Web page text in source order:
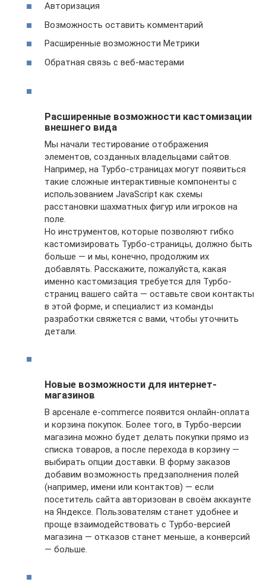
Авторизация
Возможность оставить комментарий
Расширенные возможности Метрики
Обратная связь с веб-мастерами
Расширенные возможности кастомизации
внешнего вида
Мы начали тестирование отображения
элементов, созданных владельцами сайтов.
Например, на Турбо-страницах могут появиться
такие сложные интерактивные компоненты с
использованием JavaScript как схемы
расстановки шахматных фигур или игроков на
поле.
Но инструментов, которые позволяют гибко
кастомизировать Турбо-страницы, должно быть
больше — и мы, конечно, продолжим их
добавлять. Расскажите, пожалуйста, какая
именно кастомизация требуется для Турбо-
страниц вашего сайта — оставьте свои контакты
в этой форме, и специалист из команды
разработки свяжется с вами, чтобы уточнить
детали.
Новые возможности для интернет-
магазинов
В арсенале e-commerce появится онлайн-оплата
и корзина покупок. Более того, в Турбо-версии
магазина можно будет делать покупки прямо из
списка товаров, а после перехода в корзину —
выбирать опции доставки. В форму заказов
добавим возможность предзаполнения полей
(например, имени или контактов) — если
посетитель сайта авторизован в своём аккаунте
на Яндексе. Пользователям станет удобнее и
проще взаимодействовать с Турбо-версией
магазина — отказов станет меньше, а конверсий
— больше.